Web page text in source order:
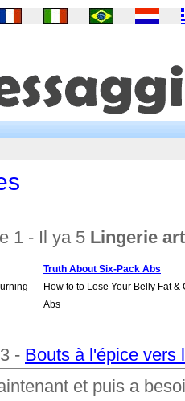
1 - Il ya 5 Lingerie
Truth About Six-Pack Abs
How to to Lose Your Belly Fat &
Abs
- Bouts à l'épice vers
et puis a